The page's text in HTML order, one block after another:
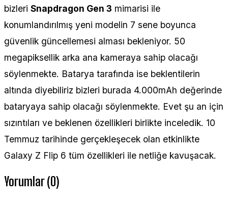
bizleri Snapdragon Gen 3 mimarisi ile
konumlandırılmış yeni modelin 7 sene boyunca
güvenlik güncellemesi alması bekleniyor. 50
megapiksellik arka ana kameraya sahip olacağı
söylenmekte. Batarya tarafında ise beklentilerin
altında diyebiliriz bizleri burada 4.000mAh değerinde
bataryaya sahip olacağı söylenmekte. Evet şu an için
sızıntıları ve beklenen özellikleri birlikte inceledik. 10
Temmuz tarihinde gerçekleşecek olan etkinlikte
Galaxy Z Flip 6 tüm özellikleri ile netliğe kavuşacak.
Yorumlar (0)